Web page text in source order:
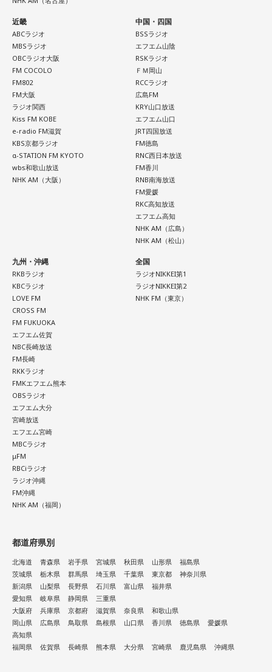
近畿
ABCラジオ
MBSラジオ
OBCラジオ大阪
FM COCOLO
FM802
FM大阪
ラジオ関西
Kiss FM KOBE
e-radio FM滋賀
KBS京都ラジオ
α-STATION FM KYOTO
wbs和歌山放送
NHK AM（大阪）
中国・四国
BSSラジオ
エフエム山陰
RSKラジオ
ＦＭ岡山
RCCラジオ
広島FM
KRY山口放送
エフエム山口
JRT四国放送
FM徳島
RNC西日本放送
FM香川
RNB南海放送
FM愛媛
RKC高知放送
エフエム高知
NHK AM（広島）
NHK AM（松山）
九州・沖縄
RKBラジオ
KBCラジオ
LOVE FM
CROSS FM
FM FUKUOKA
エフエム佐賀
NBC長崎放送
FM長崎
RKKラジオ
FMKエフエム熊本
OBSラジオ
エフエム大分
宮崎放送
エフエム宮崎
MBCラジオ
μFM
RBCiラジオ
ラジオ沖縄
FM沖縄
NHK AM（福岡）
全国
ラジオNIKKEI第1
ラジオNIKKEI第2
NHK FM（東京）
都道府県別
北海道 青森県 岩手県 宮城県 秋田県 山形県
福島県
茨城県
栃木県 群馬県 埼玉県 千葉県 東京都
神奈川県
新潟県
山梨県 長野県 石川県 富山県
福井県
愛知県
岐阜県 静岡県
三重県
大阪府
兵庫県 京都府 滋賀県 奈良県
和歌山県
岡山県
広島県 鳥取県 島根県 山口県 香川県 徳島県
愛媛県
高知県
福岡県
佐賀県 長崎県 熊本県 大分県 宮崎県 鹿児島県 沖縄県